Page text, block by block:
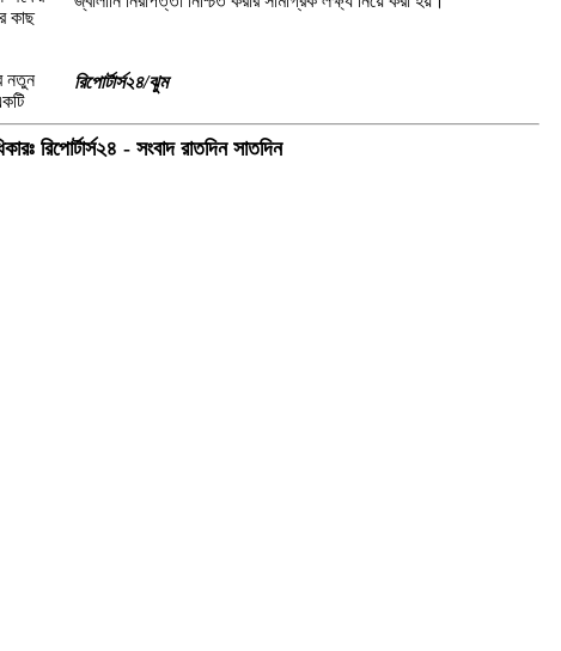
কাছ
নতুন
রিপোর্টার্স২৪/ঝুম
রিপোর্টার্স২৪ - সংবাদ রাতদিন সাতদিন